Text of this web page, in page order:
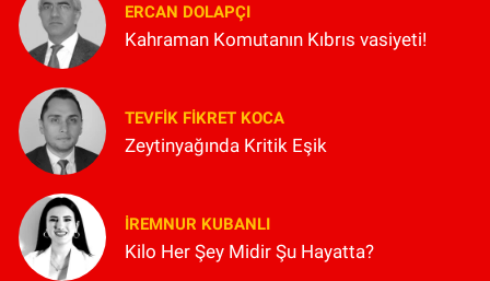
ERCAN DOLAPÇI
Kahraman Komutanın Kıbrıs vasiyeti!
TEVFIK FIKRET KOCA
Zeytinyağında Kritik Eşik
İREMNUR KUBANLI
Kilo Her Şey Midir Şu Hayatta?